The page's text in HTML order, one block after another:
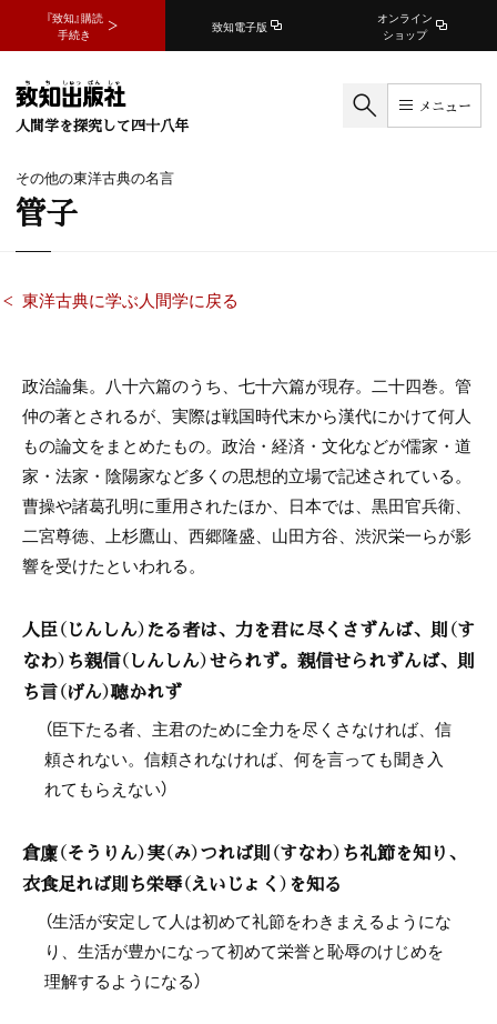
『致知』購読
手続き
致知電子版
オンライン
ショップ
人間学を探究して四十八年
メニュー
その他の東洋古典の名言
管子
東洋古典に学ぶ人間学に戻る
政治論集。八十六篇のうち、七十六篇が現存。二十四巻。管
仲の著とされるが、実際は戦国時代末から漢代にかけて何人
もの論文をまとめたもの。政治・経済・文化などが儒家・道
家・法家・陰陽家など多くの思想的立場で記述されている。
曹操や諸葛孔明に重用されたほか、日本では、黒田官兵衛、
二宮尊徳、上杉鷹山、西郷隆盛、山田方谷、渋沢栄一らが影
響を受けたといわれる。
人臣（じんしん）たる者は、力を君に尽くさずんば、則（す
なわ）ち親信（しんしん）せられず。親信せられずんば、則
ち言（げん）聴かれず
（臣下たる者、主君のために全力を尽くさなければ、信
頼されない。信頼されなければ、何を言っても聞き入
れてもらえない）
倉廩（そうりん）実（み）つれば則（すなわ）ち礼節を知り、
衣食足れば則ち栄辱（えいじょく）を知る
（生活が安定して人は初めて礼節をわきまえるようにな
り、生活が豊かになって初めて栄誉と恥辱のけじめを
理解するようになる）